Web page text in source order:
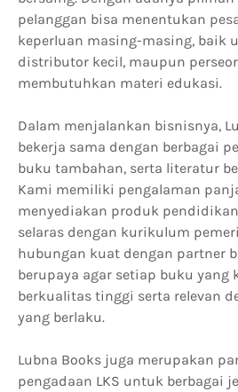
pelanggan bisa menentukan
keperluan masing-masing, baik
distributor kecil, maupun
membutuhkan materi edukasi.
Dalam menjalankan bisnisnya,
bekerja sama dengan berbagai
buku tambahan, serta literatur
Kami memiliki pengalaman
menyediakan produk
selaras dengan kurikulum
hubungan kuat dengan partner
berupaya agar setiap buku yang
berkualitas tinggi serta relevan
yang berlaku.
Lubna Books juga merupakan
pengadaan LKS untuk berbagai